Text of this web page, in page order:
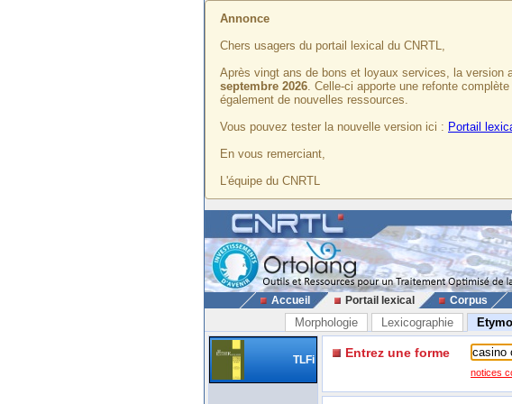
Annonce
Chers usagers du portail lexical du CNRTL,
Après vingt ans de bons et loyaux services, la version
septembre 2026. Celle-ci apporte une refonte
également de nouvelles ressources.
Vous pouvez tester la nouvelle version ici : Portail
En vous remerciant,
L'équipe du CNRTL
Accueil Portail lexical Corpus
Morphologie Lexicographie
TLFi Entrez une forme
notices